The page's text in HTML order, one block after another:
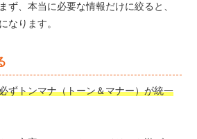
ず、本当に必要な情報だけに絞ると、
なります。
ずトンマナ（トーン＆マナー）が統一